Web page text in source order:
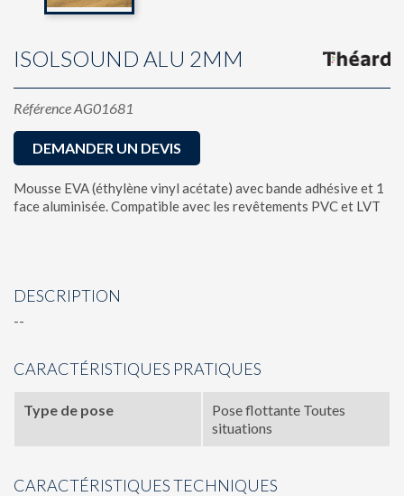
ISOLSOUND ALU 2MM
RéférenceAG01681
DEMANDER UN DEVIS
Mousse EVA (éthylène vinyl acétate) avec bande adhésive et 1
face aluminisée. Compatible avec les revêtements PVC et LVT
DESCRIPTION
--
CARACTÉRISTIQUES PRATIQUES
Type de pose
Pose flottante Toutes
situations
CARACTÉRISTIQUES TECHNIQUES